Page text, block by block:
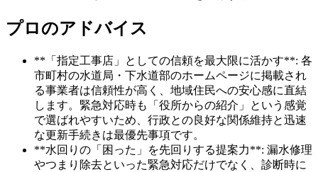
プロのアドバイス
**「指定工事店」としての信頼を最大限に活かす**: 各
市町村の水道局・下水道部のホームページに掲載され
る事業者は信頼性が高く、地域住民への安心感に直結
します。緊急対応時も「役所からの紹介」という感覚
で選ばれやすいため、行政との良好な関係維持と迅速
な更新手続きは最優先事項です。
**水回りの「困った」を先回りする提案力**: 漏水修理
やつまり除去といった緊急対応だけでなく、診断時に